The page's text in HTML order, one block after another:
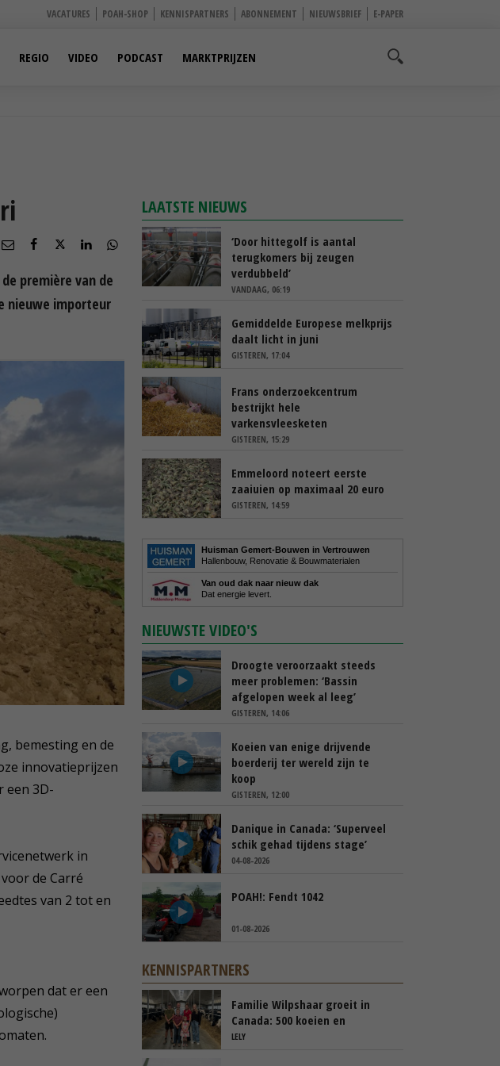
VACATURES POAH-SHOP KENNISPARTNERS ABONNEMENT NIEUWSBRIEF E-PAPER
REGIO VIDEO PODCAST MARKTPRIJZEN
première van de
nieuwe importeur
bemesting en de
innovatieprijzen
een 3D-
in
de Carré
van 2 tot en
dat er een
LAATSTE NIEUWS
‘Door hittegolf is aantal
terugkomers bij zeugen
verdubbeld’
VANDAAG, 06:19
Gemiddelde Europese melkprijs
daalt licht in juni
GISTEREN, 17:04
Frans onderzoekcentrum
bestrijkt hele
varkensvleesketen
GISTEREN, 15:29
Emmeloord noteert eerste
zaaiuien op maximaal 20 euro
GISTEREN, 14:59
Huisman Gemert-Bouwen in Vertrouwen
Hallenbouw, Renovatie & Bouwmaterialen
Van oud dak naar nieuw dak
Dat energie levert.
NIEUWSTE VIDEO'S
Droogte veroorzaakt steeds
meer problemen: ‘Bassin
afgelopen week al leeg’
GISTEREN, 14:06
Koeien van enige drijvende
boerderij ter wereld zijn te
koop
GISTEREN, 12:00
Danique in Canada: ‘Superveel
schik gehad tijdens stage’
04-08-2026
POAH!: Fendt 1042
01-08-2026
KENNISPARTNERS
Familie Wilpshaar groeit in
Canada: 500 koeien en
robotmelken
LELY